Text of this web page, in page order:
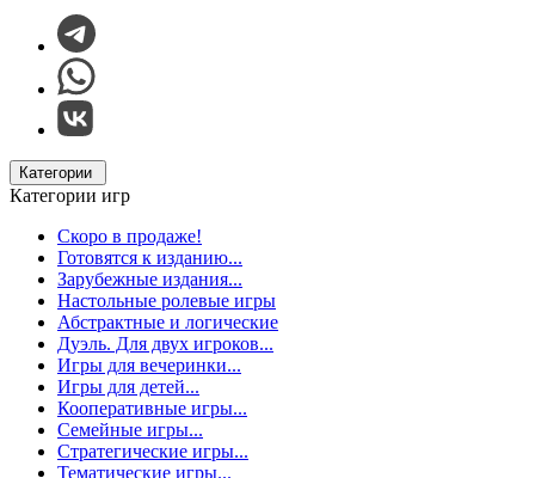
Категории
Категории игр
Скоро в продаже!
Готовятся к изданию...
Зарубежные издания...
Настольные ролевые игры
Абстрактные и логические
Дуэль. Для двух игроков...
Игры для вечеринки...
Игры для детей...
Кооперативные игры...
Семейные игры...
Стратегические игры...
Тематические игры...